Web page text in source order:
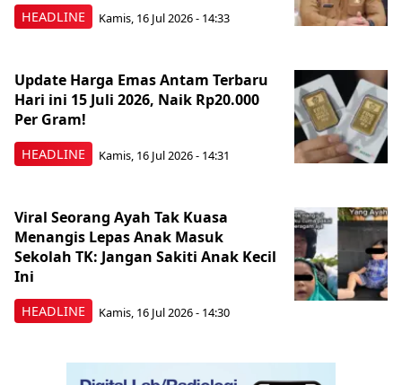
HEADLINE Kamis, 16 Jul 2026 - 14:33
HEADLINE
Update Harga Emas Antam Terbaru
Hari ini 15 Juli 2026, Naik Rp20.000
Per Gram!
Kamis, 16 Jul 2026 - 14:31
HEADLINE
Viral Seorang Ayah Tak Kuasa
Menangis Lepas Anak Masuk
Sekolah TK: Jangan Sakiti Anak Kecil
Ini
Kamis, 16 Jul 2026 - 14:30